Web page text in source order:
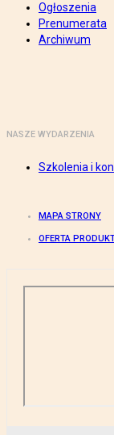
Ogłoszenia
Prenumerata
Archiwum
NASZE WYDARZENIA
Szkolenia i
MAPA STRONY
OFERTA